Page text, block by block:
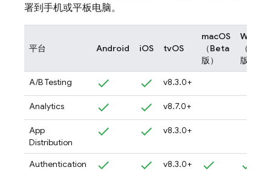
署到手机或平板电脑。
平台 Android iOS tvOS
macOS
（Beta
版）
（Beta
版）
A/B Testing
v8.3.0+
Analytics v8.7.0+
App
Distribution
v8.3.0+
Authentication v8.3.0+